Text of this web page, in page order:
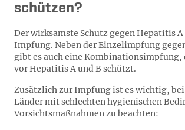
schützen?
Der wirksamste Schutz gegen Hepatitis
Impfung. Neben der Einzelimpfung
gibt es auch eine
vor Hepatitis A und B schützt.
Zusätzlich zur Impfung ist es wichtig, bei
Länder mit schlechten hygienischen
Vorsichtsmaßnahmen zu beachten: